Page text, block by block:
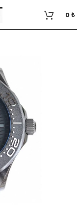
0₺